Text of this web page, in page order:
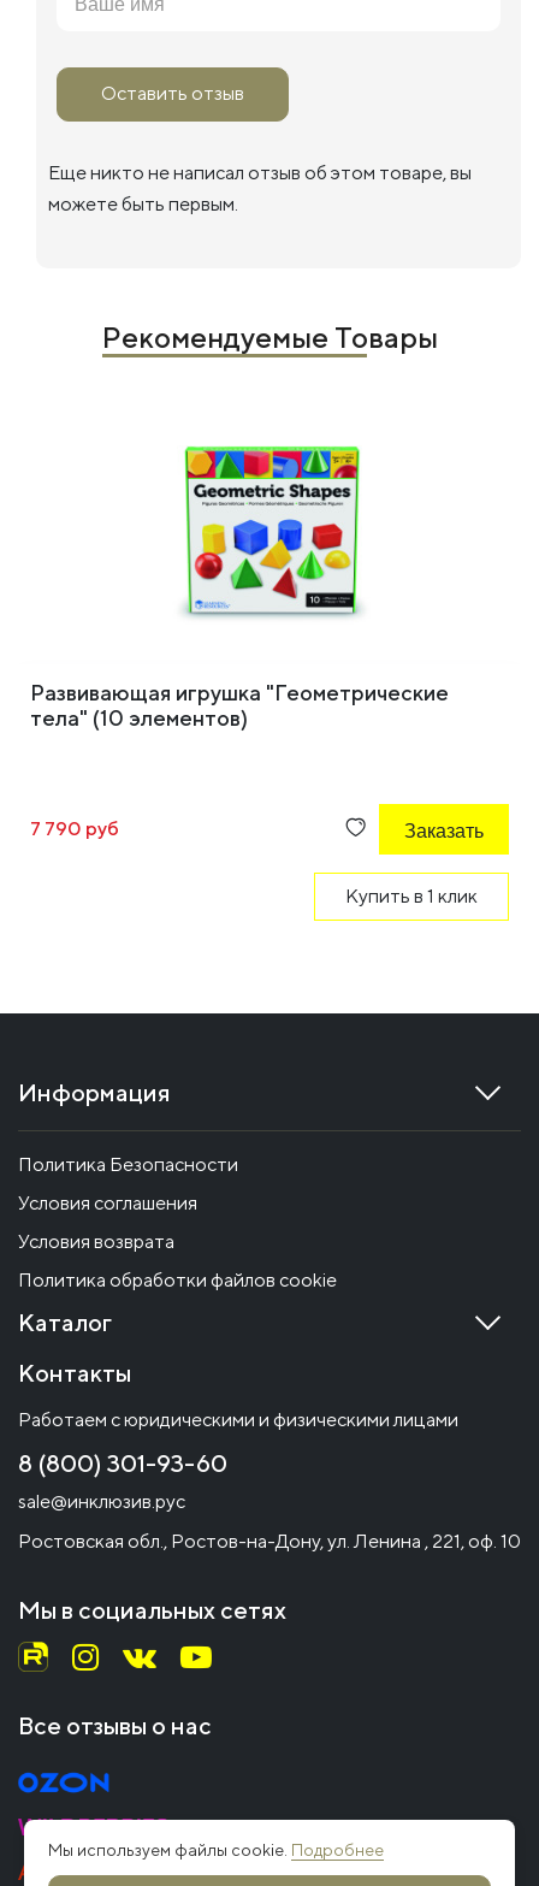
Оставить отзыв
Еще никто не написал отзыв об этом товаре, вы
можете быть первым.
Рекомендуемые Товары
Развивающая игрушка "Геометрические
тела" (10 элементов)
7 790 руб Заказать
Купить в 1 клик
Информация
Политика Безопасности
Условия соглашения
Условия возврата
Политика обработки файлов cookie
Каталог
Контакты
Работаем с юридическими и физическими лицами
8 (800) 301-93-60
sale@инклюзив.рус
Ростовская обл., Ростов-на-Дону, ул. Ленина , 221, оф. 10
Мы в социальных сетях
Все отзывы о нас
Мы используем файлы cookie. Подробнее